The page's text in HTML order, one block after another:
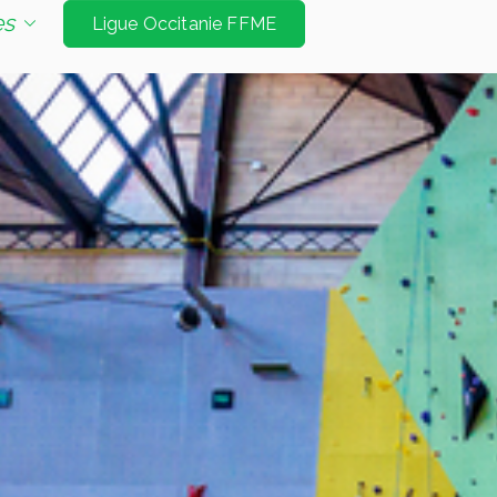
d'escalade de niveau international à Tarbes et
Olympiques. Les disciplines sont vitesse
Ligue Occitanie FFME